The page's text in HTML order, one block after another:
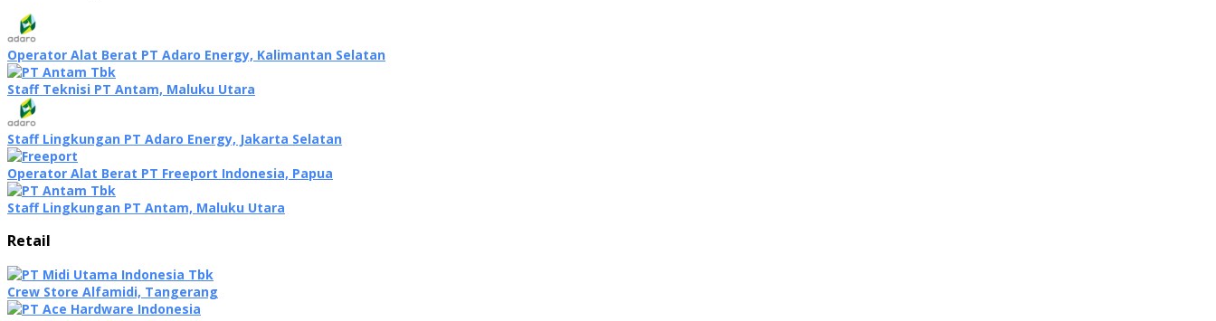
Operator Alat Berat PT Adaro Energy, Kalimantan Selatan
Staff Teknisi PT Antam, Maluku Utara
Staff Lingkungan PT Adaro Energy, Jakarta Selatan
Operator Alat Berat PT Freeport Indonesia, Papua
Staff Lingkungan PT Antam, Maluku Utara
Retail
Crew Store Alfamidi, Tangerang